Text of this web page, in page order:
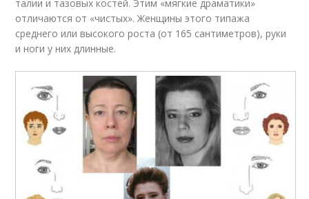
талии и тазовых костей. Этим «мягкие драматики»
отличаются от «чистых». Женщины этого типажа
среднего или высокого роста (от 165 сантиметров), руки
и ноги у них длинные.